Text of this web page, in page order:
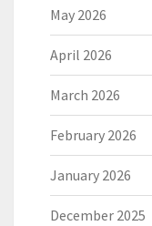
May 2026
April 2026
March 2026
February 2026
January 2026
December 2025